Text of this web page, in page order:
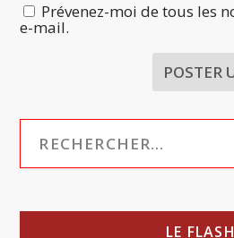
Prévenez-moi de tous les
e-mail.
LE FLASH